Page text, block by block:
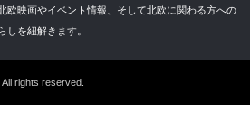
欧映画やイベント情報、そして北欧に関わる方への
しを紐解きます。
All rights reserved.